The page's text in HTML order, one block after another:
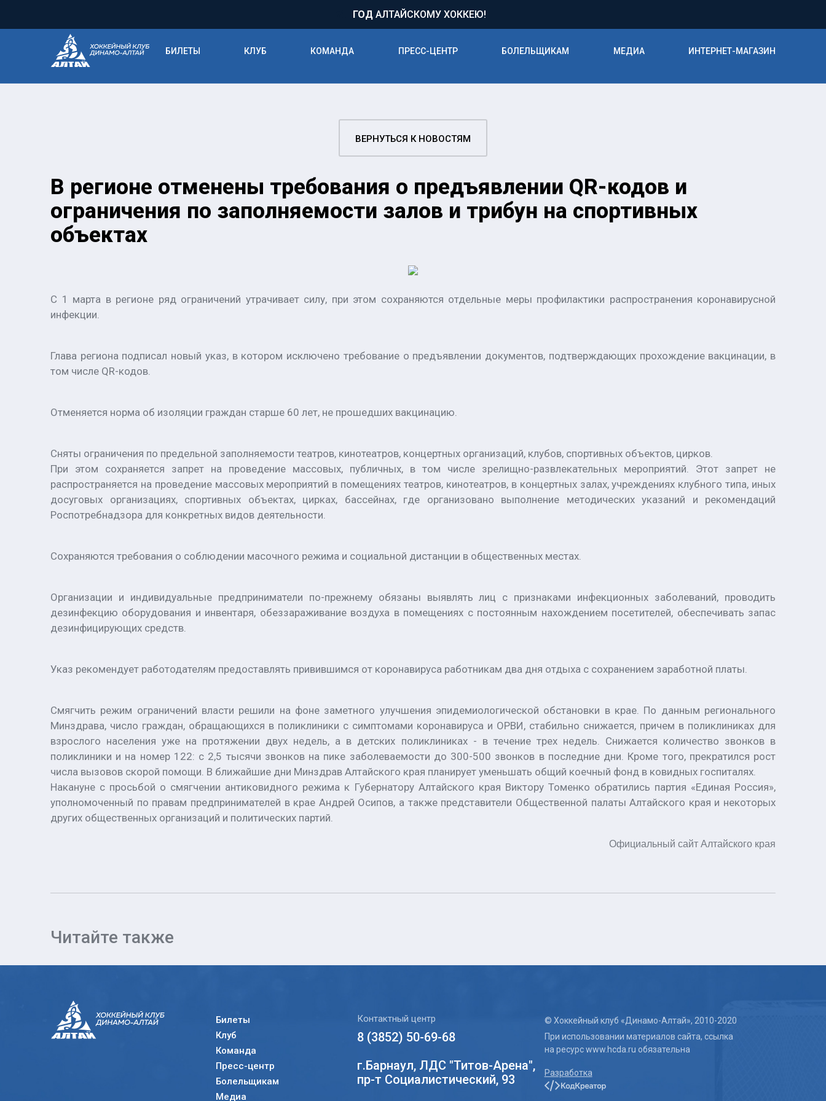
ГОДАЛТАЙСКОМУ ХОККЕЮ!
БИЛЕТЫ КЛУБ КОМАНДА ПРЕСС-ЦЕНТР БОЛЕЛЬЩИКАМ МЕДИА ИНТЕРНЕТ-МАГАЗИН
ВЕРНУТЬСЯ К НОВОСТЯМ
В регионе отменены требования о предъявлении QR-кодов и
ограничения по заполняемости залов и трибун на спортивных
объектах
С 1 марта в регионе ряд ограничений утрачивает силу, при этом сохраняются отдельные меры профилактики распространения коронавирусной
инфекции.
Глава региона подписал новый указ, в котором исключено требование о предъявлении документов, подтверждающих прохождение вакцинации, в
том числе QR-кодов.
Отменяется норма об изоляции граждан старше 60 лет, не прошедших вакцинацию.
Сняты ограничения по предельной заполняемости театров, кинотеатров, концертных организаций, клубов, спортивных объектов, цирков.
При этом сохраняется запрет на проведение массовых, публичных, в том числе зрелищно-развлекательных мероприятий. Этот запрет не
распространяется на проведение массовых мероприятий в помещениях театров, кинотеатров, в концертных залах, учреждениях клубного типа, иных
досуговых организациях, спортивных объектах, цирках, бассейнах, где организовано выполнение методических указаний и рекомендаций
Роспотребнадзора для конкретных видов деятельности.
Сохраняются требования о соблюдении масочного режима и социальной дистанции в общественных местах.
Организации и индивидуальные предприниматели по-прежнему обязаны выявлять лиц с признаками инфекционных заболеваний, проводить
дезинфекцию оборудования и инвентаря, обеззараживание воздуха в помещениях с постоянным нахождением посетителей, обеспечивать запас
дезинфицирующих средств.
Указ рекомендует работодателям предоставлять привившимся от коронавируса работникам два дня отдыха с сохранением заработной платы.
Смягчить режим ограничений власти решили на фоне заметного улучшения эпидемиологической обстановки в крае. По данным регионального
Минздрава, число граждан, обращающихся в поликлиники с симптомами коронавируса и ОРВИ, стабильно снижается, причем в поликлиниках для
взрослого населения уже на протяжении двух недель, а в детских поликлиниках - в течение трех недель. Снижается количество звонков в
поликлиники и на номер 122: с 2,5 тысячи звонков на пике заболеваемости до 300-500 звонков в последние дни. Кроме того, прекратился рост
числа вызовов скорой помощи. В ближайшие дни Минздрав Алтайского края планирует уменьшать общий коечный фонд в ковидных госпиталях.
Накануне с просьбой о смягчении антиковидного режима к Губернатору Алтайского края Виктору Томенко обратились партия «Единая Россия»,
уполномоченный по правам предпринимателей в крае Андрей Осипов, а также представители Общественной палаты Алтайского края и некоторых
других общественных организаций и политических партий.
Официальный сайт Алтайского края
Читайте также
Билеты
Клуб
Команда
Пресс-центр
Болельщикам
Медиа
Контактный центр
8 (3852) 50-69-68
г.Барнаул, ЛДС "Титов-Арена",
пр-т Социалистический, 93
© Хоккейный клуб «Динамо-Алтай», 2010-2020
При использовании материалов сайта, ссылка
на ресурс www.hcda.ru обязательна
Разработка